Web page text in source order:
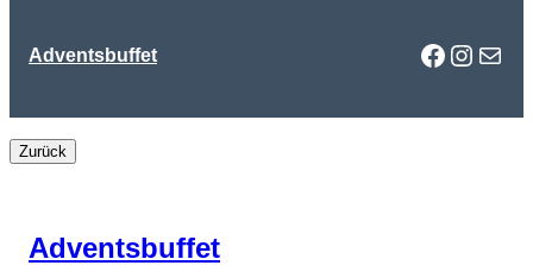
Adventsbuffet Mail
Adventsbuffet